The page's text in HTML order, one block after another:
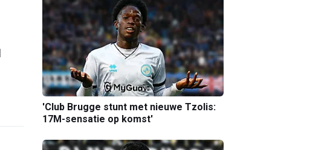
'Club Brugge stunt met nieuwe Tzolis:
17M-sensatie op komst'